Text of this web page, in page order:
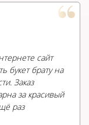
сайт
букет брату на
Заказ
за красивый
раз